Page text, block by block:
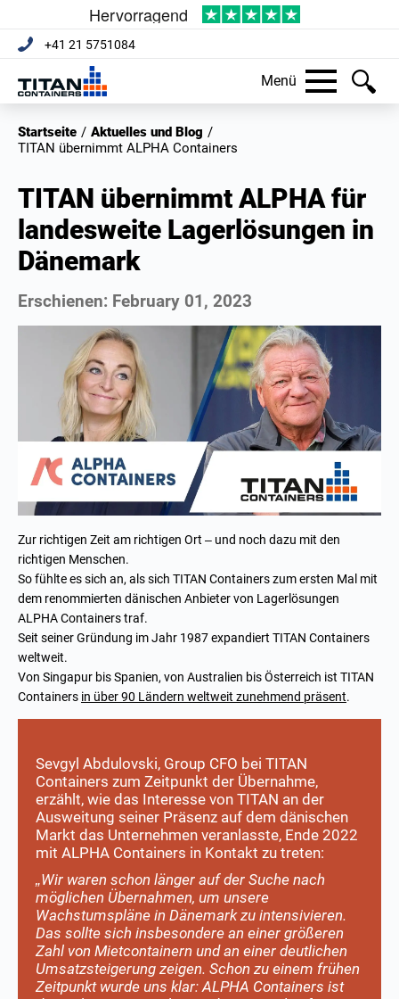
+41 21 5751084
Menü
Startseite / Aktuelles und Blog /
TITAN übernimmt ALPHA Containers
TITAN übernimmt ALPHA für
landesweite Lagerlösungen in
Dänemark
Erschienen: February 01, 2023
Zur richtigen Zeit am richtigen Ort – und noch dazu mit den
richtigen Menschen.
So fühlte es sich an, als sich TITAN Containers zum ersten Mal mit
dem renommierten dänischen Anbieter von Lagerlösungen
ALPHA Containers traf.
Seit seiner Gründung im Jahr 1987 expandiert TITAN Containers
weltweit.
Von Singapur bis Spanien, von Australien bis Österreich ist TITAN
Containers in über 90 Ländern weltweit zunehmend präsent.
Sevgyl Abdulovski, Group CFO bei TITAN
Containers zum Zeitpunkt der Übernahme,
erzählt, wie das Interesse von TITAN an der
Ausweitung seiner Präsenz auf dem dänischen
Markt das Unternehmen veranlasste, Ende 2022
mit ALPHA Containers in Kontakt zu treten:
„Wir waren schon länger auf der Suche nach
möglichen Übernahmen, um unsere
Wachstumspläne in Dänemark zu intensivieren.
Das sollte sich insbesondere an einer größeren
Zahl von Mietcontainern und an einer deutlichen
Umsatzsteigerung zeigen. Schon zu einem frühen
Zeitpunkt wurde uns klar: ALPHA Containers ist